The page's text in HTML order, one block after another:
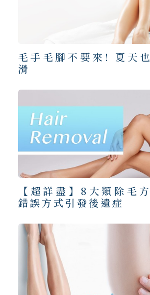
毛手毛腳不要來! 夏天
滑
【超詳盡】8大類除毛
錯誤方式引發後遺症